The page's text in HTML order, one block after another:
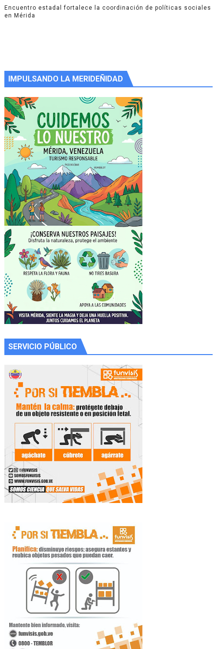
Encuentro estadal fortalece la coordinación de políticas sociales
en Mérida
IMPULSANDO LA MERIDEÑIDAD
SERVICIO PÚBLICO